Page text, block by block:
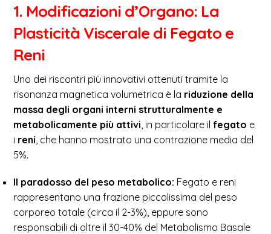
1. Modificazioni d’Organo: La
Plasticità Viscerale di Fegato e
Reni
Uno dei riscontri più innovativi ottenuti tramite la
risonanza magnetica volumetrica è la riduzione della
massa degli organi interni strutturalmente e
metabolicamente più attivi , in particolare ilfegato e
i reni , che hanno mostrato una contrazione media del
5%.
Il paradosso del peso metabolico: Fegato e reni
rappresentano una frazione piccolissima del peso
corporeo totale (circa il 2-3%), eppure sono
responsabili di oltre il 30-40% del Metabolismo Basale